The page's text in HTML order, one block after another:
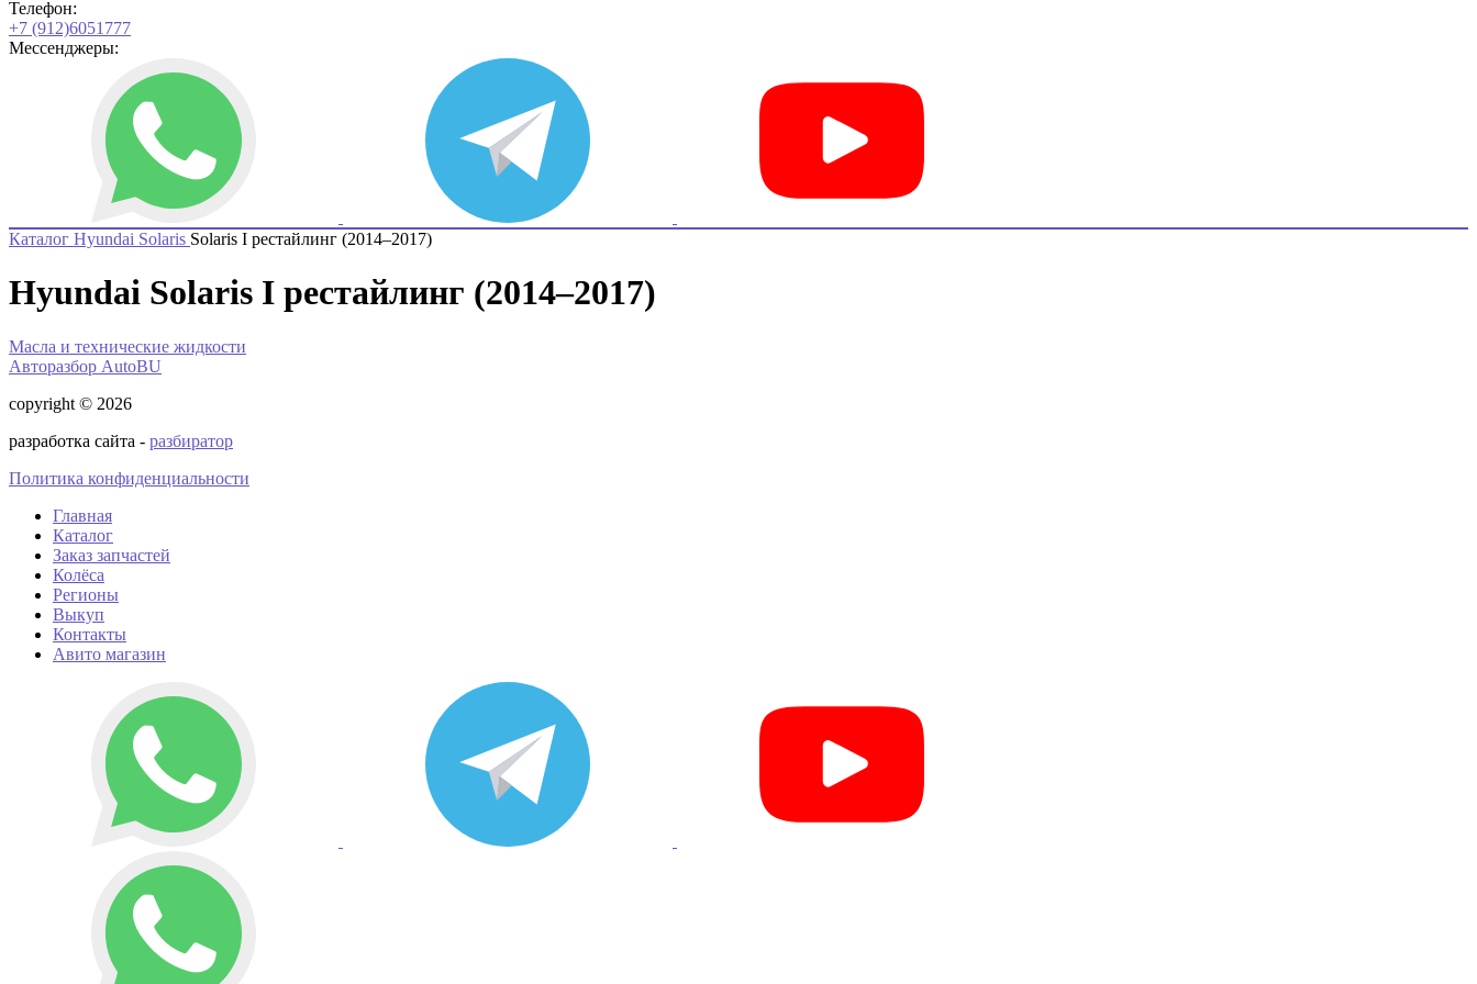
Телефон:
+7 (912)6051777
Мессенджеры:
Каталог Hyundai Solaris Solaris I рестайлинг (2014–2017)
Hyundai Solaris I рестайлинг (2014–2017)
Масла и технические жидкости
Авторазбор AutoBU
copyright © 2026
разработка сайта - разбиратор
Политика конфиденциальности
Главная
Каталог
Заказ запчастей
Колёса
Регионы
Выкуп
Контакты
Авито магазин